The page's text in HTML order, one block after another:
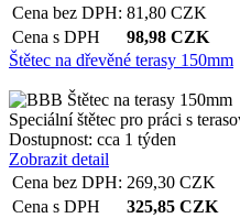
Cena bez DPH: 81,80 CZK
Cena s DPH
98,98 CZK
Štětec na dřevěné terasy 150mm
Speciální štětec pro práci s
Dostupnost: cca 1 týden
Zobrazit detail
Cena bez DPH: 269,30 CZK
Cena s DPH
325,85 CZK